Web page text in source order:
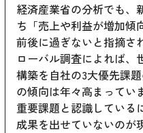
経済産業省の分析でも、
ち「売上や利益が増加傾
前後に過ぎないと指摘さ
ローバル調査によれば、
構築を自社の3大優先課
の傾向は年々高まってい
重要課題と認識している
成果を出せていないのが